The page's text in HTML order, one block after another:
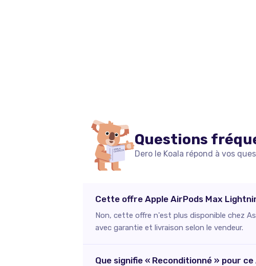
Questions
Dero le Koala répond à vos
Cette offre Apple AirPods Max
Non, cette offre n'est plus disponible chez
avec garantie et livraison selon le vendeur.
Que signifie « Reconditionné » pour